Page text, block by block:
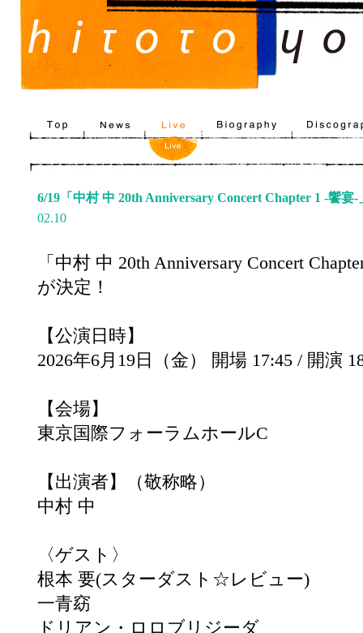
6/19「中村 中 20th Anniversary Concert Chapter 1 -饗宴-
02.10
「中村 中 20th Anniversary Concert
が決定！
【公演日時】
2026年6月19日（金） 開場 17:45 / 開演
【会場】
東京国際フォーラムホールC
【出演者】（敬称略）
中村 中
〈ゲスト〉
根本 要(スターダスト☆レビュー)
一青窈
ドリアン・ロロブリジーダ